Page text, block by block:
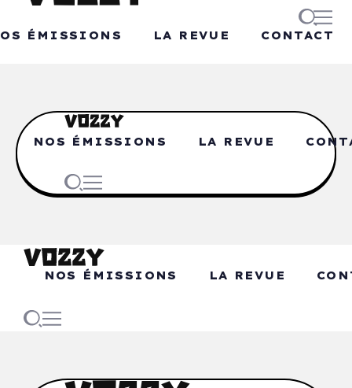
ÉMISSIONS LA REVUE CONTACT
NOS ÉMISSIONS LA REVUE
NOS ÉMISSIONS LA REVUE